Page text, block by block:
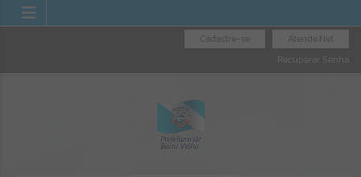
Atende.Net
Cadastre-se
Recuperar Senha